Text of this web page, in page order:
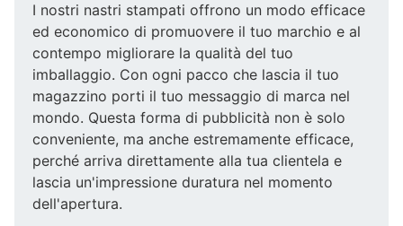
I nostri nastri stampati offrono un modo efficace
ed economico di promuovere il tuo marchio e al
contempo migliorare la qualità del tuo
imballaggio. Con ogni pacco che lascia il tuo
magazzino porti il tuo messaggio di marca nel
mondo. Questa forma di pubblicità non è solo
conveniente, ma anche estremamente efficace,
perché arriva direttamente alla tua clientela e
lascia un'impressione duratura nel momento
dell'apertura.